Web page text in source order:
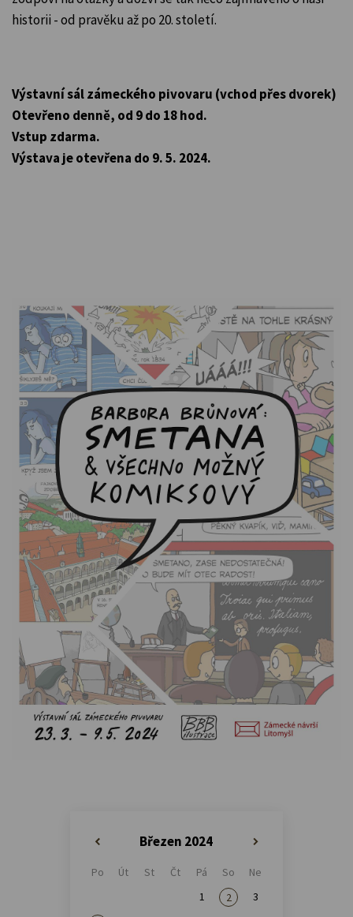
historii - od pravěku až po 20. století.
Výstavní sál zámeckého pivovaru (vchod přes dvorek)
Otevřeno denně, od 9 do 18 hod.
Vstup zdarma.
Výstava je otevřena do 9. 5. 2024.
Březen 2024
Po Út St Čt Pá So
Ne
1
2
3